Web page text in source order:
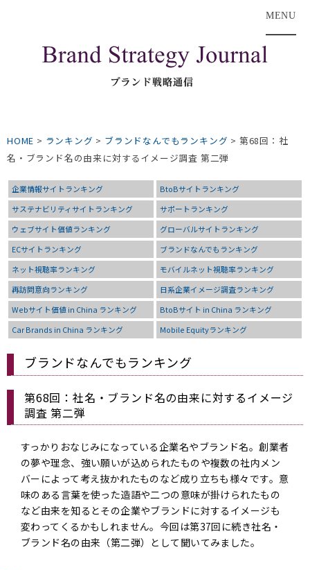
MENU
HOME > ランキング > ブランドなんでもランキング > 第68回：社
名・ブランド名の由来に対するイメージ調査 第二弾
企業情報サイトランキング
BtoBサイトランキング
サステナビリティサイトランキング
サポートランキング
ウェブサイト価値ランキング
グローバルサイトランキング
ECサイトランキング
ブランドなんでもランキング
ネット視聴率ランキング
モバイルネット視聴率ランキング
再訪問意向ランキング
日系企業イメージ調査ランキング
Webサイト価値 in China ランキング
BtoBサイト in China ランキング
Car Brands in China ランキング
Mobile Equityランキング
ブランドなんでもランキング
第68回：社名・ブランド名の由来に対するイメージ
調査 第二弾
すっかりおなじみになっている企業名やブランド名。創業者
の夢や理念、強い願いが込められたものや複数の社内メン
バーによって考え抜かれたものなど成り立ちも様々です。意
味のある言葉を使った造語や二つの意味が掛けられたもの
など由来を知るとその企業やブランドに対するイメージも
変わってくるかもしれません。今回は第37回に続き社名・
ブランド名の由来（第二弾）として聞いてみました。